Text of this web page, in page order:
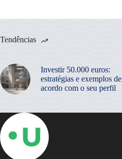
Tendências
Investir 50.000 euros:
estratégias e exemplos de
acordo com o seu perfil